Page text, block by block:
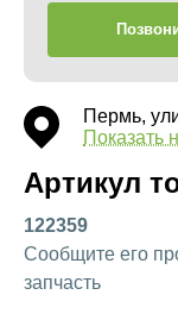
Пермь,
Показать
Артикул
122359
Сообщите его
запчасть